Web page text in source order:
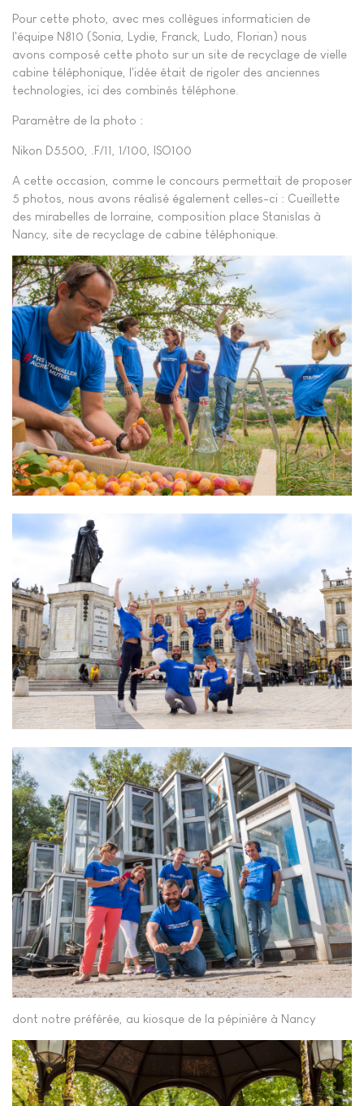
Pour cette photo, avec mes collègues informaticien de
l'équipe N810 (Sonia, Lydie, Franck, Ludo, Florian) nous
avons composé cette photo sur un site de recyclage de vielle
cabine téléphonique, l'idée était de rigoler des anciennes
technologies, ici des combinés téléphone.
Paramètre de la photo :
Nikon D5500, .F/11, 1/100, ISO100
A cette occasion, comme le concours permettait de proposer
5 photos, nous avons réalisé également celles-ci : Cueillette
des mirabelles de lorraine, composition place Stanislas à
Nancy, site de recyclage de cabine téléphonique.
dont notre préférée, au kiosque de la pépinière à Nancy